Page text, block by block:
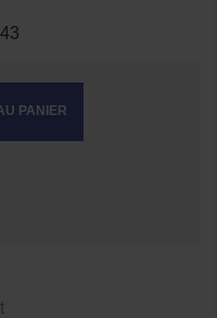
PANIER